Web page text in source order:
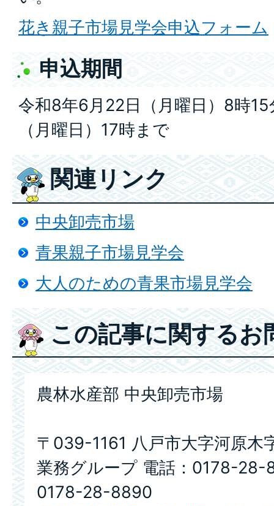
花き親子市場見学会申込フォーム
申込期間
令和8年6月22日（月曜日）8時
（月曜日）17時まで
関連リンク
中央卸売市場
青果親子市場見学会
大人のための青果市場見学会
この記事に関するお
農林水産部 中央卸売市場
〒039-1161 八戸市大字河原木
業務グループ 電話：0178-
0178-28-8890